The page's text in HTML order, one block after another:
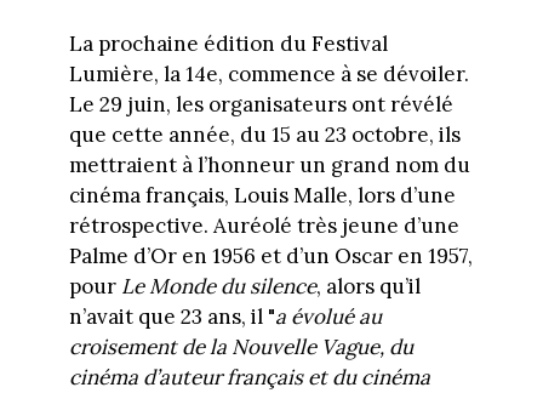
La prochaine édition du Festival
Lumière, la 14e, commence à se dévoiler.
Le 29 juin, les organisateurs ont révélé
que cette année, du 15 au 23 octobre, ils
mettraient à l’honneur un grand nom du
cinéma français, Louis Malle, lors d’une
rétrospective. Auréolé très jeune d’une
Palme d’Or en 1956 et d’un Oscar en 1957,
pour Le Monde du silence, alors qu’il
n’avait que 23 ans, il "a évolué au
croisement de la Nouvelle Vague, du
cinéma d’auteur français et du cinéma